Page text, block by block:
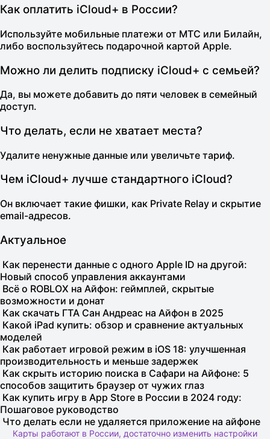
Как оплатить iCloud+ в России?
Используйте мобильные платежи от МТС или Билайн,
либо воспользуйтесь подарочной картой Apple.
Можно ли делить подписку iCloud+ с семьей?
Да, вы можете добавить до пяти человек в семейный
доступ.
Что делать, если не хватает места?
Удалите ненужные данные или увеличьте тариф.
Чем iCloud+ лучше стандартного iCloud?
Он включает такие фишки, как Private Relay и скрытие
email-адресов.
Актуальное
Как перенести данные с одного Apple ID на другой:
Новый способ управления аккаунтами
Всё о ROBLOX на Айфон: геймплей, скрытые
возможности и донат
Как скачать ГТА Сан Андреас на Айфон в 2025
Какой iPad купить: обзор и сравнение актуальных
моделей
Как работает игровой режим в iOS 18: улучшенная
производительность и меньше задержек
Как скрыть историю поиска в Сафари на Айфоне: 5
способов защитить браузер от чужих глаз
Как купить игру в App Store в России в 2024 году:
Пошаговое руководство
Что делать если не удаляется приложение на айфоне
Карты работают в России, достаточно изменить настройки